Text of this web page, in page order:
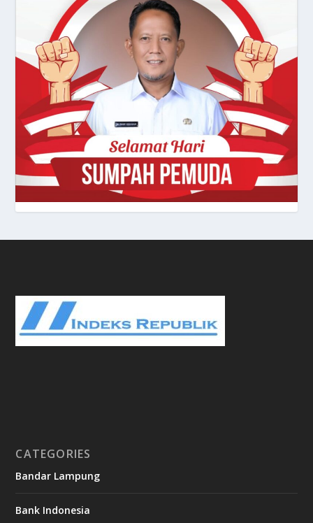
CATEGORIES
Bandar Lampung
Bank Indonesia